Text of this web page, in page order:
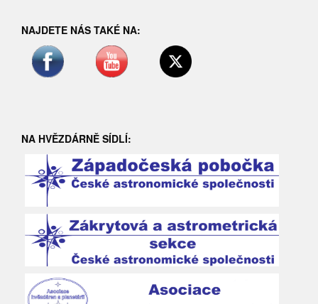
NAJDETE NÁS TAKÉ NA:
NA HVĚZDÁRNĚ SÍDLÍ: